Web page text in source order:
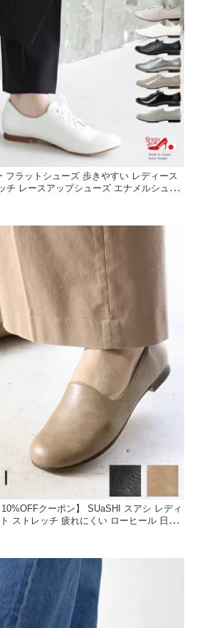
フラットシューズ 歩きやすい レディース
チ レースアップシューズ エナメルシュー
痛くない 幅広 ゆったり エナメル スエー
シューズ 幅広靴レディース スアシ 防水 [F
クーポン】 SUaSHI スアシ レディ
ストレッチ 疲れにくい ローヒール 日本